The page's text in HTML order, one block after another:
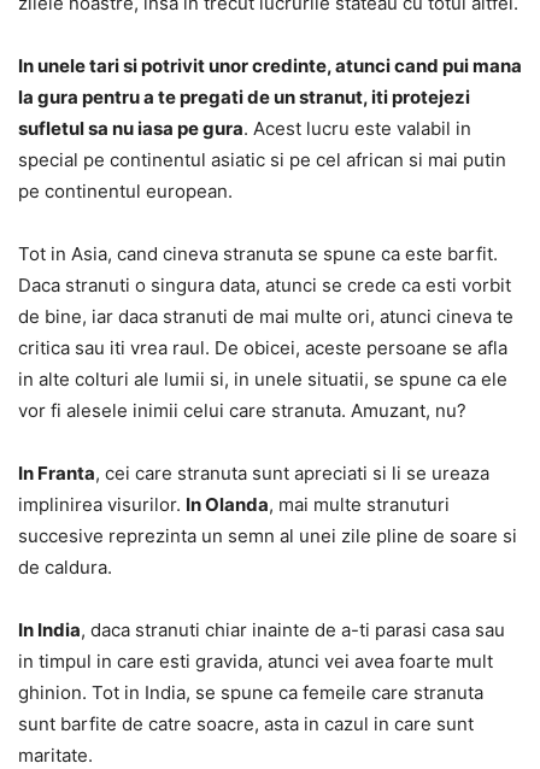
In unele tari si potrivit unor credinte, atunci cand pui mana
la gura pentru a te pregati de un stranut, iti protejezi
sufletul sa nu iasa pe gura. Acest lucru este valabil in
special pe continentul asiatic si pe cel african si mai putin
pe continentul european.
Tot in Asia, cand cineva stranuta se spune ca este barfit.
Daca stranuti o singura data, atunci se crede ca esti vorbit
de bine, iar daca stranuti de mai multe ori, atunci cineva te
critica sau iti vrea raul. De obicei, aceste persoane se afla
in alte colturi ale lumii si, in unele situatii, se spune ca ele
vor fi alesele inimii celui care stranuta. Amuzant, nu?
In Franta, cei care stranuta sunt apreciati si li se ureaza
implinirea visurilor. In Olanda, mai multe stranuturi
succesive reprezinta un semn al unei zile pline de soare si
de caldura.
In India, daca stranuti chiar inainte de a-ti parasi casa sau
in timpul in care esti gravida, atunci vei avea foarte mult
ghinion. Tot in India, se spune ca femeile care stranuta
sunt barfite de catre soacre, asta in cazul in care sunt
maritate.